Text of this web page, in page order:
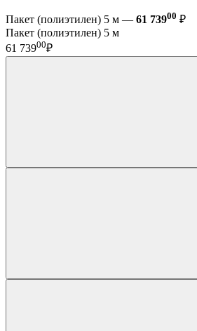
Пакет (полиэтилен) 5 м — 61 73900 ₽
Пакет (полиэтилен) 5 м
61 73900₽